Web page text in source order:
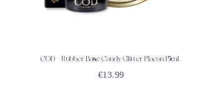
ACHETEZ DÉTAILS
COD – Rubber Base Candy Glitter Flacon 15mL
€13.99